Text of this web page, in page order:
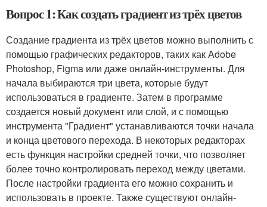
Вопрос 1: Как создать градиент из трёх цветов
Создание градиента из трёх цветов можно выполнить с
помощью графических редакторов, таких как Adobe
Photoshop, Figma или даже онлайн-инструменты. Для
начала выбираются три цвета, которые будут
использоваться в градиенте. Затем в программе
создается новый документ или слой, и с помощью
инструмента "Градиент" устанавливаются точки начала
и конца цветового перехода. В некоторых редакторах
есть функция настройки средней точки, что позволяет
более точно контролировать переход между цветами.
После настройки градиента его можно сохранить и
использовать в проекте. Также существуют онлайн-